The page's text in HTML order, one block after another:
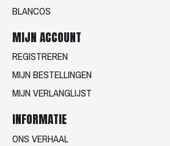
BLANCOS
MIJN ACCOUNT
REGISTREREN
MIJN BESTELLINGEN
MIJN VERLANGLIJST
INFORMATIE
ONS VERHAAL